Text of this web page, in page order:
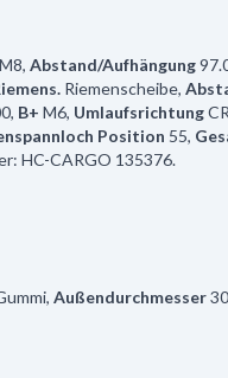
M8, Abstand/Aufhängung
Riemenscheibe,
, B+ M6, UmlaufsrichtungCR
Position 55,
HC-CARGO 135376.
, Außendurchmesser